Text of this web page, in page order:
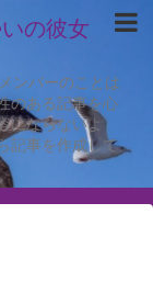
の彼女
ンバーのことは
のある記事を心
にならないよ
記事を作成して